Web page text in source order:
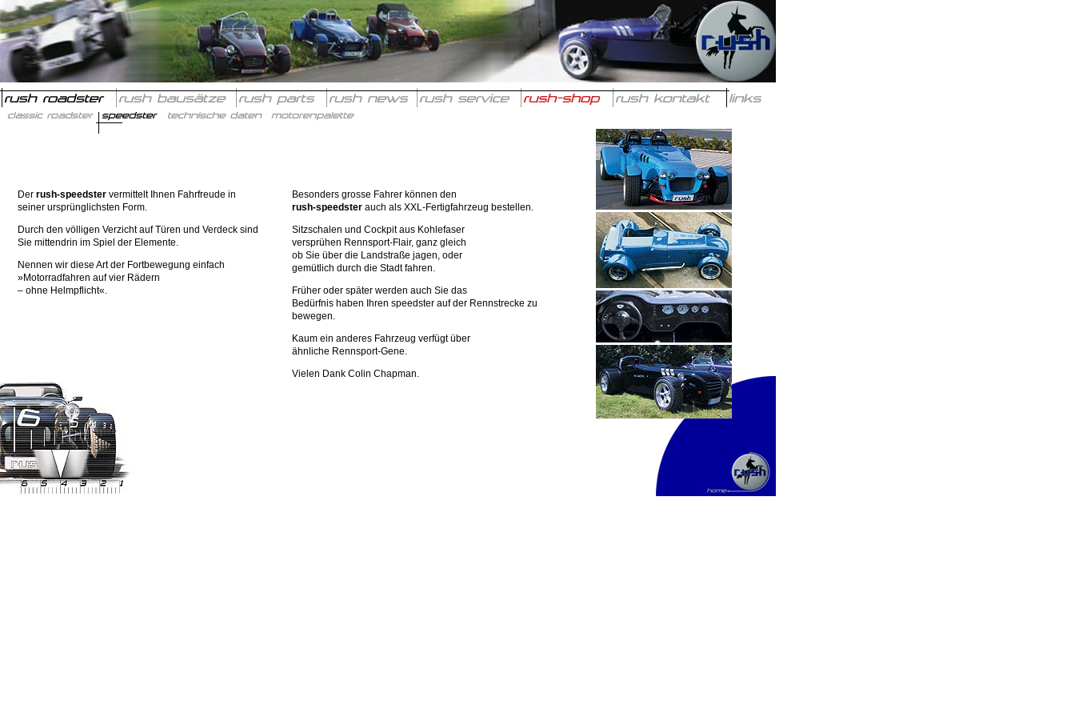
Der rush-speedster vermittelt Ihnen Fahrfreude in
seiner ursprünglichsten Form.
Durch den völligen Verzicht auf Türen und Verdeck sind
Sie mittendrin im Spiel der Elemente.
Nennen wir diese Art der Fortbewegung einfach
»Motorradfahren auf vier Rädern
– ohne Helmpflicht«.
Besonders grosse Fahrer können den
rush-speedster auch als XXL-Fertigfahrzeug bestellen.
Sitzschalen und Cockpit aus Kohlefaser
versprühen Rennsport-Flair, ganz gleich
ob Sie über die Landstraße jagen, oder
gemütlich durch die Stadt fahren.
Früher oder später werden auch Sie das
Bedürfnis haben Ihren speedster auf der Rennstrecke zu
bewegen.
Kaum ein anderes Fahrzeug verfügt über
ähnliche Rennsport-Gene.
Vielen Dank Colin Chapman.